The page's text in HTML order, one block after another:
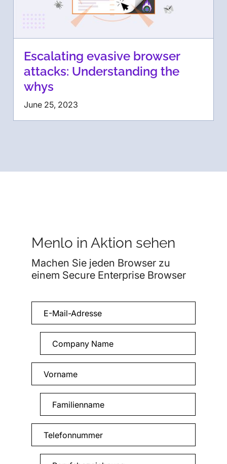
Escalating evasive browser
attacks: Understanding the
whys
June 25, 2023
Menlo in Aktion sehen
Machen Sie jeden Browser zu
einem Secure Enterprise Browser